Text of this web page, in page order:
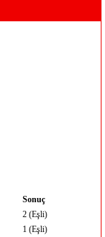
Sonuç
2 (Eşli)
1 (Eşli)